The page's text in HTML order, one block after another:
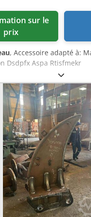
prix
, Accessoire adapté à:
Dsdpfx Aspa Rtisfmekr